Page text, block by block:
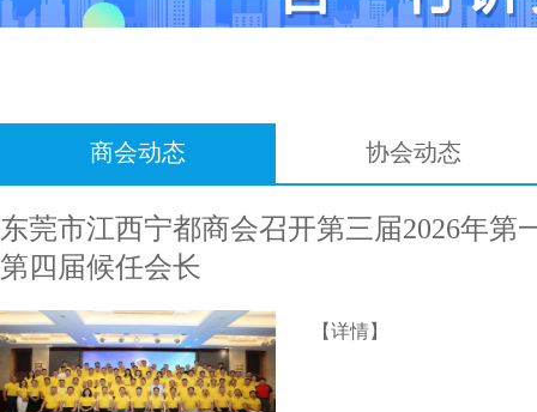
商会动态 协会动态
东莞市江西宁都商会召开第三届2026年第
第四届候任会长
【详情】